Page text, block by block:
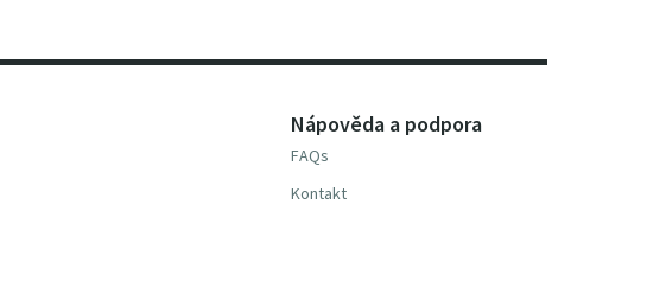
Nápověda a podpora
FAQs
Kontakt